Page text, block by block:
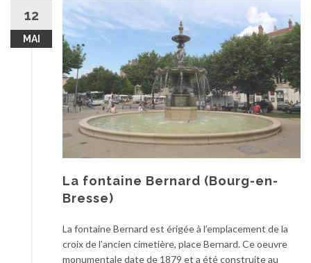
12
MAI
La fontaine Bernard (Bourg-en-
Bresse)
La fontaine Bernard est érigée à l’emplacement de la
croix de l’ancien cimetière, place Bernard. Ce oeuvre
monumentale date de 1879 et a été construite au